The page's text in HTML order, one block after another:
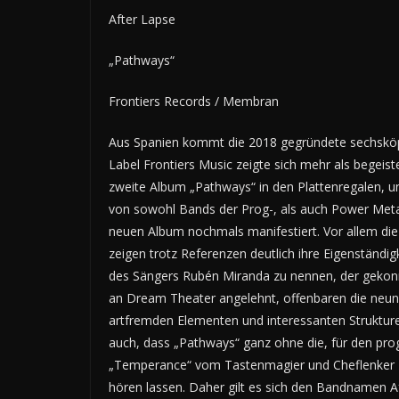
After Lapse
„Pathways“
Frontiers Records / Membran
Aus Spanien kommt die 2018 gegründete
Label Frontiers Music zeigte sich mehr als
zweite Album „Pathways“ in den Plattenregalen,
von sowohl Bands der Prog-, als auch Power
neuen Album nochmals manifestiert. Vor allem
zeigen trotz Referenzen deutlich ihre
des Sängers Rubén Miranda zu nennen, der
an Dream Theater angelehnt, offenbaren die
artfremden Elementen und interessanten
auch, dass „Pathways“ ganz ohne die, für den
„Temperance“ vom Tastenmagier und
hören lassen. Daher gilt es sich den Bandnamen